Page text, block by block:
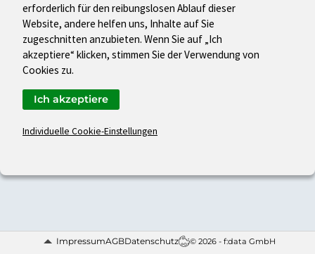
ImpressumAGBDatenschutz © 2026 - f:data GmbH
erforderlich für den reibungslosen Ablauf dieser
Website, andere helfen uns, Inhalte auf Sie
zugeschnitten anzubieten. Wenn Sie auf „Ich
akzeptiere“ klicken, stimmen Sie der Verwendung von
Cookies zu.
Individuelle Cookie-Einstellungen
Ich akzeptiere